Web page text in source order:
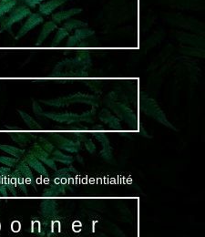
de confidentialité